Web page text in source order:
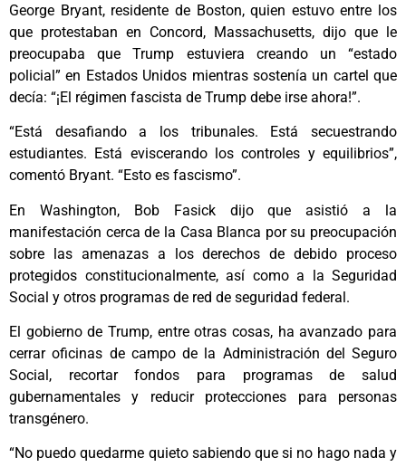
George Bryant, residente de Boston, quien estuvo entre los
que protestaban en Concord, Massachusetts, dijo que le
preocupaba que Trump estuviera creando un “estado
policial” en Estados Unidos mientras sostenía un cartel que
decía: “¡El régimen fascista de Trump debe irse ahora!”.
“Está desafiando a los tribunales. Está secuestrando
estudiantes. Está eviscerando los controles y equilibrios”,
comentó Bryant. “Esto es fascismo”.
En Washington, Bob Fasick dijo que asistió a la
manifestación cerca de la Casa Blanca por su preocupación
sobre las amenazas a los derechos de debido proceso
protegidos constitucionalmente, así como a la Seguridad
Social y otros programas de red de seguridad federal.
El gobierno de Trump, entre otras cosas, ha avanzado para
cerrar oficinas de campo de la Administración del Seguro
Social, recortar fondos para programas de salud
gubernamentales y reducir protecciones para personas
transgénero.
“No puedo quedarme quieto sabiendo que si no hago nada y